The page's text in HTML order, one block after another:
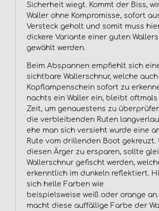
Sicherheit wiegt. Kommt der Biss,
Waller ohne Kompromisse, sofort
Versteck geholt und somit muss
dickere Variante einer guten
gewählt werden.
Beim Abspannen empfiehlt sich
sichtbare Wallerschnur, welche
Kopflampenschein sofort zu
nachts ein Waller ein, bleibt
Zeit, um genauestens zu
die verbleibenden Ruten
ehe man sich versieht wurde eine
Rute vom drillenden Boot gekreuzt.
diesen Ärger zu ersparen, sollte
Wallerschnur gefischt werden,
erkenntlich im dunkeln reflektiert.
sich helle Farben wie
beispielsweise weiß oder orange
macht diese auffällige Farbe der